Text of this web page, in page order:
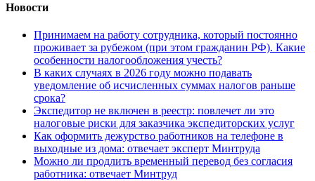
Новости
Принимаем на работу сотрудника, который постоянно
проживает за рубежом (при этом гражданин РФ). Какие
особенности налогообложения учесть?
В каких случаях в 2026 году можно подавать
уведомление об исчисленных суммах налогов раньше
срока?
Экспедитор не включен в реестр: повлечет ли это
налоговые риски для заказчика экспедиторских услуг
Как оформить дежурство работников на телефоне в
выходные из дома: отвечает эксперт Минтруда
Можно ли продлить временный перевод без согласия
работника: отвечает Минтруд